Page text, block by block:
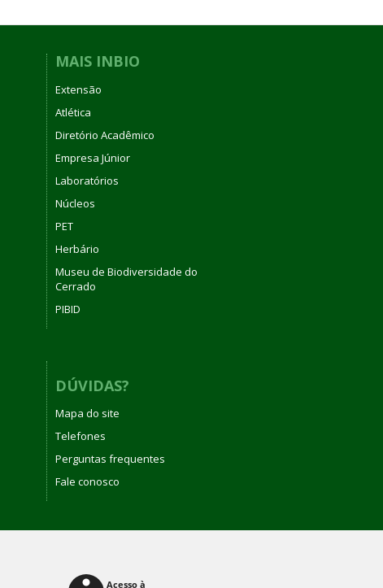
MAIS INBIO
Extensão
Atlética
Diretório Acadêmico
Empresa Júnior
Laboratórios
Núcleos
PET
Herbário
Museu de Biodiversidade do
Cerrado
PIBID
DÚVIDAS?
Mapa do site
Telefones
Perguntas frequentes
Fale conosco